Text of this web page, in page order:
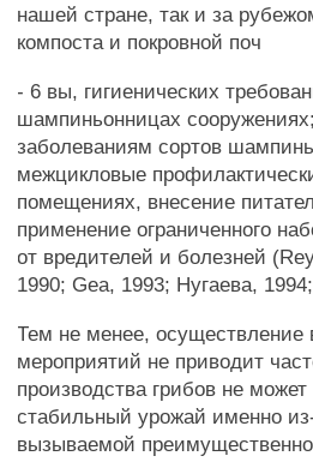
нашей стране, так и за
компоста и покровной поч
- 6 вы, гигиенических
шампиньонницах
заболеваниям сортов
межцикловые
помещениях, внесение
применение ограниченного
от вредителей и болезней
1990; Gea, 1993; Нугаева,
Тем не менее, осуществление
мероприятий не приводит
производства грибов не
стабильный урожай именно
вызываемой